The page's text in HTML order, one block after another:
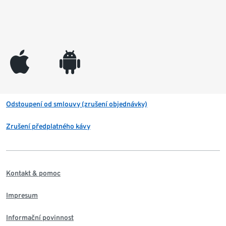
appleinc android
Odstoupení od smlouvy (zrušení objednávky)
Zrušení předplatného kávy
Kontakt & pomoc
Impresum
Informační povinnost